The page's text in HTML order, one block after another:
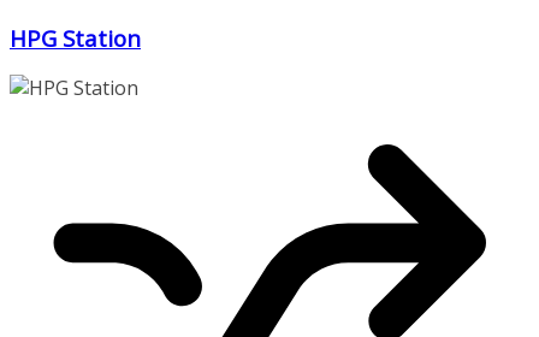
Zum
springen
HPG Station